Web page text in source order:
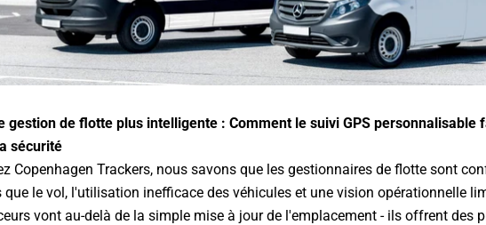
gestion de flotte plus intelligente : Comment le suivi GPS personnalisable
sécurité
Copenhagen Trackers, nous savons que les gestionnaires de flotte sont
que le vol, l'utilisation inefficace des véhicules et une vision opérationnelle
vont au-delà de la simple mise à jour de l'emplacement - ils offrent des